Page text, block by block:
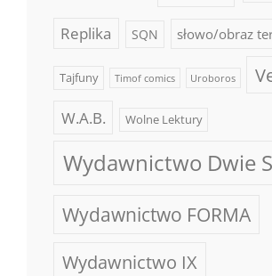
Replika SQN słowo/obraz
Tajfuny Timof comics Uroboros
W.A.B. Wolne Lektury
Wydawnictwo Dwie
Wydawnictwo FORMA
Wydawnictwo IX